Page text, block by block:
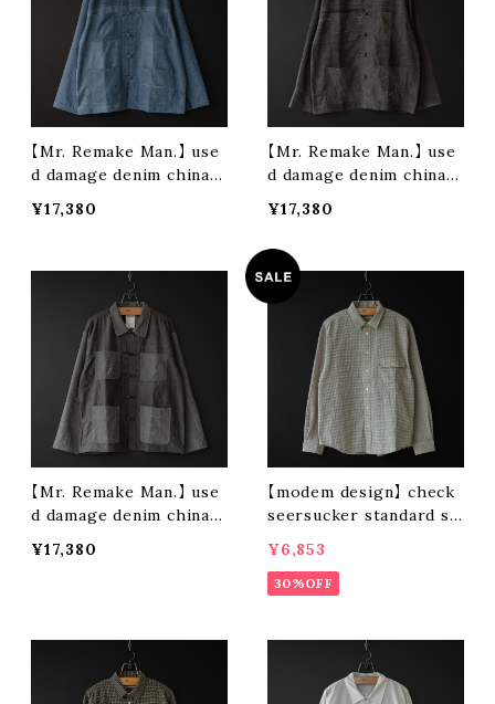
【Mr. Remake Man.】 use
d damage denim china s
¥17,380
【Mr. Remake Man.】 use
d damage denim china s
¥17,380
【Mr. Remake Man.】 use
d damage denim china s
¥17,380
【modem design】 check
seersucker standard sh
¥6,853
30%OFF